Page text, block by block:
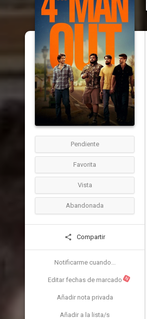
Pendiente
Favorita
Vista
Abandonada
Compartir
Notificarme cuando...
Editar fechas de marcado N
Añadir nota privada
Añadir a la lista/s